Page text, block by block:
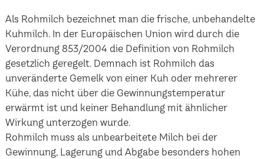
Als Rohmilch bezeichnet man die frische, unbehandelte
Kuhmilch. In der Europäischen Union wird durch die
Verordnung 853/2004 die Definition von Rohmilch
gesetzlich geregelt. Demnach ist Rohmilch das
unveränderte Gemelk von einer Kuh oder mehrerer
Kühe, das nicht über die Gewinnungstemperatur
erwärmt ist und keiner Behandlung mit ähnlicher
Wirkung unterzogen wurde.
Rohmilch muss als unbearbeitete Milch bei der
Gewinnung, Lagerung und Abgabe besonders hohen